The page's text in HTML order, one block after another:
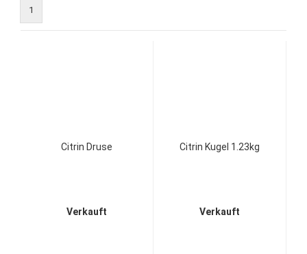
1
Citrin Druse
Verkauft
Citrin Kugel 1.23kg
Verkauft